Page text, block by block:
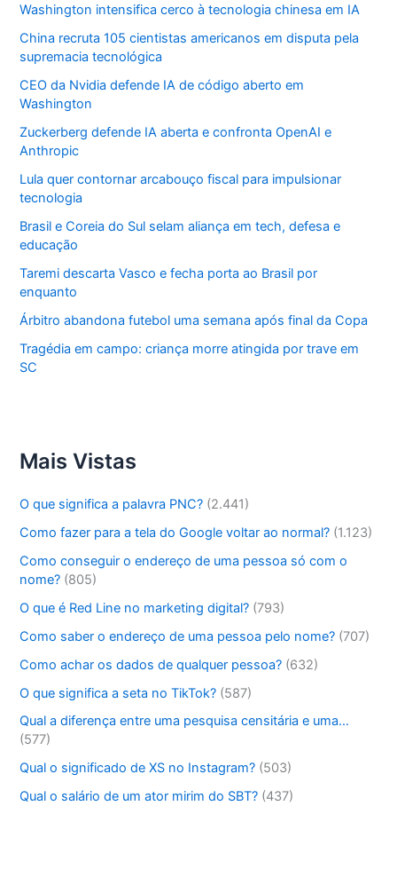
Washington intensifica cerco à tecnologia chinesa em IA
China recruta 105 cientistas americanos em disputa pela
supremacia tecnológica
CEO da Nvidia defende IA de código aberto em
Washington
Zuckerberg defende IA aberta e confronta OpenAI e
Anthropic
Lula quer contornar arcabouço fiscal para impulsionar
tecnologia
Brasil e Coreia do Sul selam aliança em tech, defesa e
educação
Taremi descarta Vasco e fecha porta ao Brasil por
enquanto
Árbitro abandona futebol uma semana após final da Copa
Tragédia em campo: criança morre atingida por trave em
SC
Mais Vistas
O que significa a palavra PNC? (2.441)
Como fazer para a tela do Google voltar ao normal? (1.123)
Como conseguir o endereço de uma pessoa só com o
nome? (805)
O que é Red Line no marketing digital? (793)
Como saber o endereço de uma pessoa pelo nome? (707)
Como achar os dados de qualquer pessoa? (632)
O que significa a seta no TikTok? (587)
Qual a diferença entre uma pesquisa censitária e uma…
(577)
Qual o significado de XS no Instagram? (503)
Qual o salário de um ator mirim do SBT? (437)